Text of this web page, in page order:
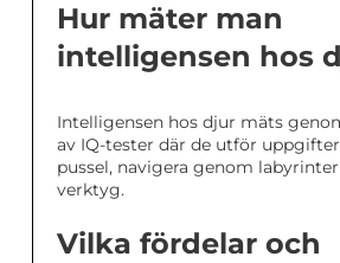
Hur mäter man
intelligensen hos
Intelligensen hos djur mäts
av IQ-tester där de utför
pussel, navigera genom
verktyg.
Vilka fördelar och